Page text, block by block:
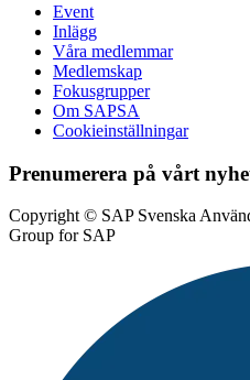
Event
Inlägg
Våra medlemmar
Medlemskap
Fokusgrupper
Om SAPSA
Cookieinställningar
Prenumerera på vårt
Copyright © SAP Svenska
Group for SAP